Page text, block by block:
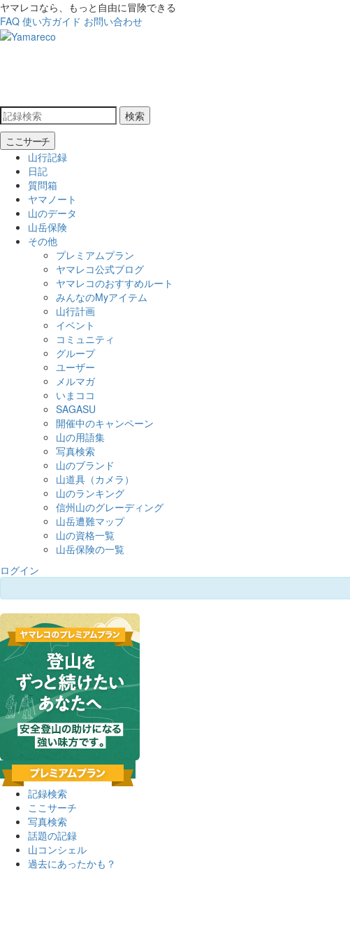
ヤマレコなら、もっと自由に冒険できる
FAQ 使い方ガイド お問い合わせ
検索
ここサーチ
山行記録
日記
質問箱
ヤマノート
山のデータ
山岳保険
その他
プレミアムプラン
ヤマレコ公式ブログ
ヤマレコのおすすめルート
みんなのMyアイテム
山行計画
イベント
コミュニティ
グループ
ユーザー
メルマガ
いまココ
SAGASU
開催中のキャンペーン
山の用語集
写真検索
山のブランド
山道具（カメラ）
山のランキング
信州山のグレーディング
山岳遭難マップ
山の資格一覧
山岳保険の一覧
ログイン
記録検索
ここサーチ
写真検索
話題の記録
山コンシェル
過去にあったかも？